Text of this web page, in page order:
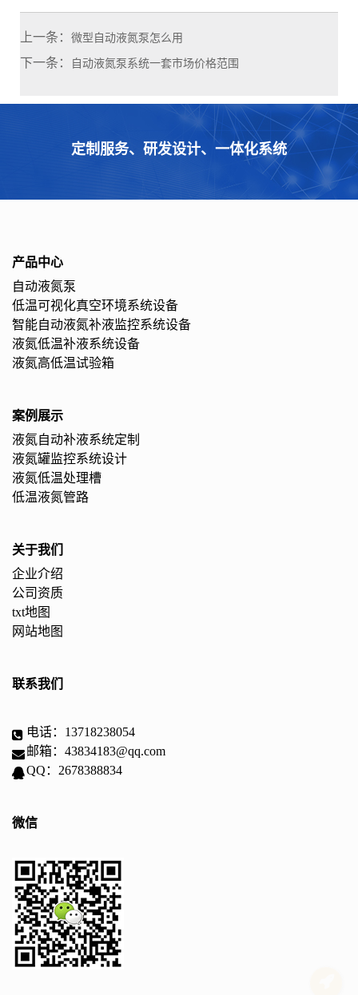
上一条： 微型自动液氮泵怎么用
下一条： 自动液氮泵系统一套市场价格范围
定制服务、研发设计、一体化系统
产品中心
自动液氮泵
低温可视化真空环境系统设备
智能自动液氮补液监控系统设备
液氮低温补液系统设备
液氮高低温试验箱
案例展示
液氮自动补液系统定制
液氮罐监控系统设计
液氮低温处理槽
低温液氮管路
关于我们
企业介绍
公司资质
txt地图
网站地图
联系我们
电话：13718238054
邮箱：43834183@qq.com
QQ：2678388834
微信